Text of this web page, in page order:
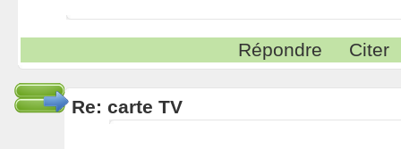
Répondre Citer
Re: carte TV